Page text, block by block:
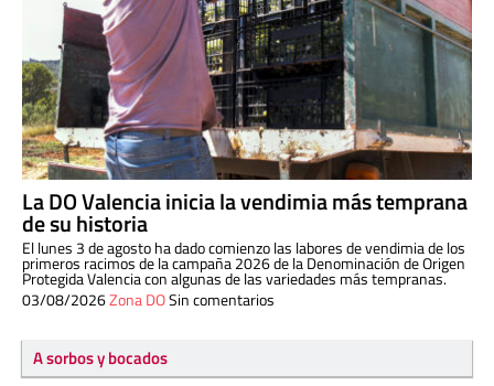
La DO Valencia inicia la vendimia más temprana
de su historia
El lunes 3 de agosto ha dado comienzo las labores de vendimia de los
primeros racimos de la campaña 2026 de la Denominación de Origen
Protegida Valencia con algunas de las variedades más tempranas.
03/08/2026Zona DOSin comentarios
A sorbos y bocados